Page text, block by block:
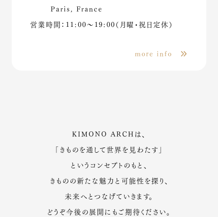
Paris, France
営業時間：11:00〜19:00（月曜・祝日定休）
more info
KIMONO ARCHは、
「きものを通して世界を見わたす」
というコンセプトのもと、
きものの新たな魅力と可能性を探り、
未来へとつなげていきます。
どうぞ今後の展開にもご期待ください。